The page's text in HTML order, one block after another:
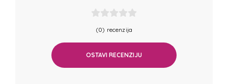
(0) recenzija
OSTAVI RECENZIJU